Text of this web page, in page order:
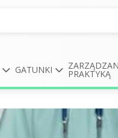
GATUNKI PRAKTYKĄ